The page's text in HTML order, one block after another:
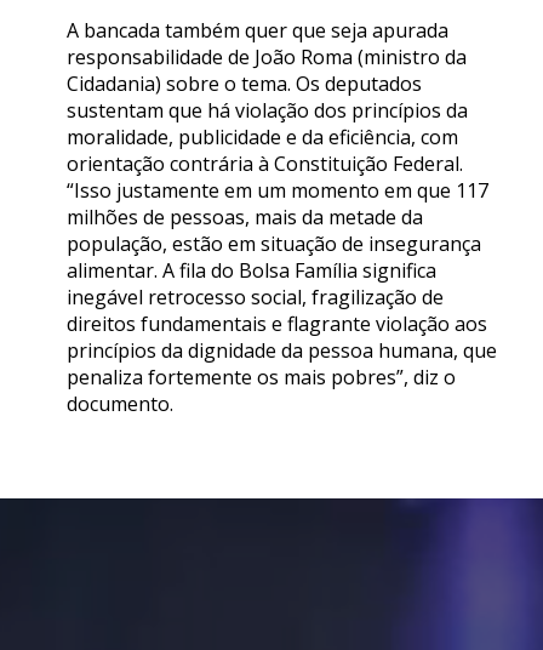
A bancada também quer que seja apurada
responsabilidade de João Roma (ministro da
Cidadania) sobre o tema. Os deputados
sustentam que há violação dos princípios da
moralidade, publicidade e da eficiência, com
orientação contrária à Constituição Federal.
“Isso justamente em um momento em que 117
milhões de pessoas, mais da metade da
população, estão em situação de insegurança
alimentar. A fila do Bolsa Família significa
inegável retrocesso social, fragilização de
direitos fundamentais e flagrante violação aos
princípios da dignidade da pessoa humana, que
penaliza fortemente os mais pobres”, diz o
documento.